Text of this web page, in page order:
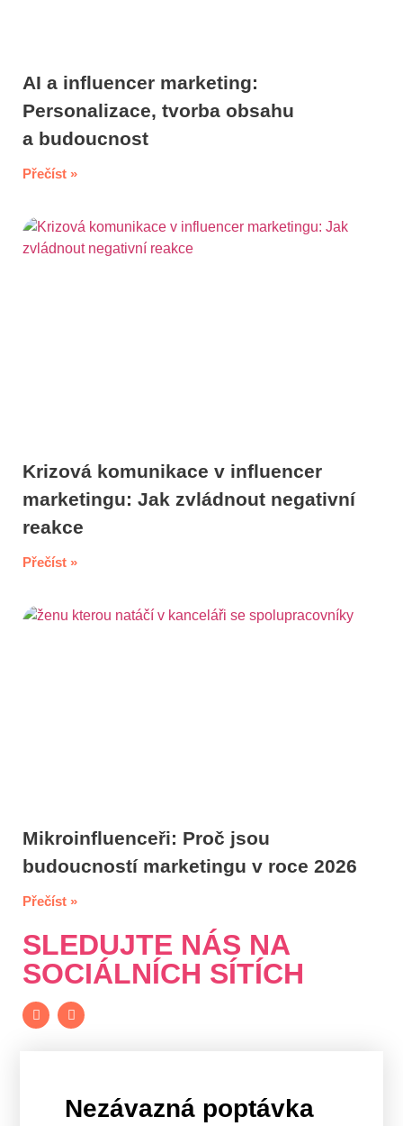
AI a influencer marketing:
Personalizace, tvorba obsahu
a budoucnost
Přečíst »
Krizová komunikace v influencer
marketingu: Jak zvládnout negativní
reakce
Přečíst »
Mikroinfluenceři: Proč jsou
budoucností marketingu v roce 2026
Přečíst »
SLEDUJTE NÁS NA
SOCIÁLNÍCH SÍTÍCH
Nezávazná poptávka